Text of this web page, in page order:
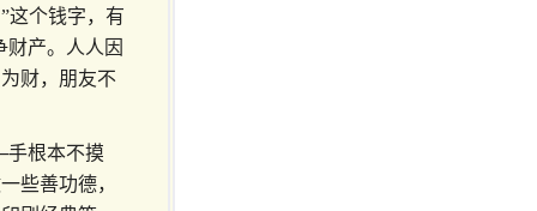
这个钱字，有
产。人人因
财，朋友不
手根本不摸
些善功德，